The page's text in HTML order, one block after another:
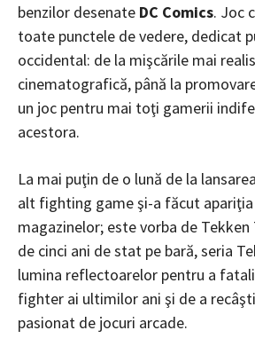
benzilor desenate DC Comics. Joc
toate punctele de vedere, dedicat
occidental: de la mişcările mai
cinematografică, până la
un joc pentru mai toţi gamerii
acestora.
La mai puţin de o lună de la
alt fighting game şi-a făcut
magazinelor; este vorba de Tekken
de cinci ani de stat pe bară, seria
lumina reflectoarelor pentru a
fighter ai ultimilor ani şi de a
pasionat de jocuri arcade.